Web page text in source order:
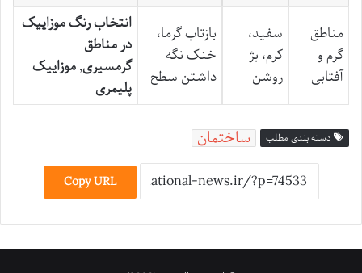
مناطق
گرم و
آفتابی
سفید،
کرم، بژ
روشن
بازتاب گرما،
خنک نگه
داشتن سطح
انتخاب رنگ موزاییک
در مناطق
گرمسیری,موزاییک
پلیمری
دسته بندی مطلب ساختمان
Copy URL